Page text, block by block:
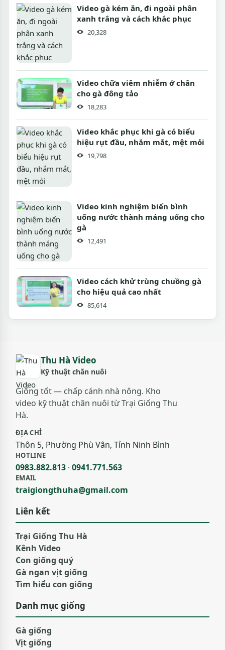
Video gà kém ăn, đi ngoài phân
xanh trắng và cách khắc phục
20,328
Video chữa viêm nhiễm ở chân
cho gà đông tảo
18,283
Video khắc phục khi gà có biểu
hiệu rụt đầu, nhắm mắt, mệt mỏi
19,798
Video kinh nghiệm biến bình
uống nước thành máng uống cho
gà
12,491
Video cách khử trùng chuồng gà
cho hiệu quả cao nhất
85,614
Thu Hà Video
Kỹ thuật chăn nuôi
Giống tốt — chấp cánh nhà nông. Kho
video kỹ thuật chăn nuôi từ Trại Giống Thu
Hà.
ĐỊA CHỈ
Thôn 5, Phường Phù Vân, Tỉnh Ninh Bình
HOTLINE
0983.882.813 · 0941.771.563
EMAIL
traigiongthuha@gmail.com
Liên kết
Trại Giống Thu Hà
Kênh Video
Con giống quý
Gà ngan vịt giống
Tìm hiểu con giống
Danh mục giống
Gà giống
Vịt giống